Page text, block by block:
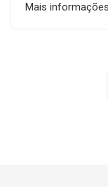
Mais informações